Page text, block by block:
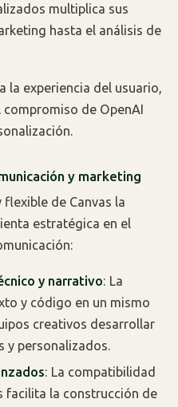
multiplica sus
hasta el análisis de
la experiencia del usuario,
de OpenAI
y marketing
de Canvas la
estratégica en el
y narrativo: La
y código en un mismo
creativos desarrollar
y personalizados.
: La compatibilidad
facilita la construcción de